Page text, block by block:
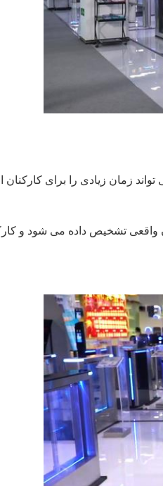
زمان زیادی را برای کارکنان
واقعی تشخیص داده می شود و